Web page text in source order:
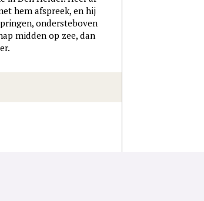
hem afspreek, en hij
ondersteboven
midden op zee, dan